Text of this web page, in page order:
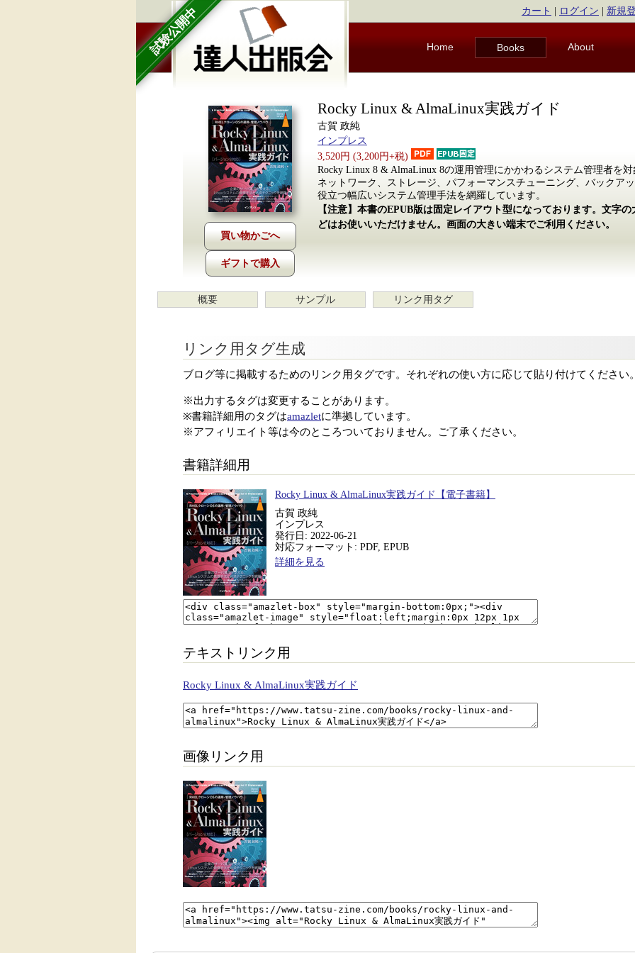
試験公開中 カート ログイン 新規
Home Books About
ギフトで購入
Rocky Linux & AlmaLinux実践ガイド
古賀 政純
インプレス
3,520円 (3,200円+税)
Rocky Linux 8 & AlmaLinux 8の運用管理にかかわるシステム管理者を
ネットワーク、ストレージ、パフォーマンスチューニング、バックア
役立つ幅広いシステム管理手法を網羅しています。
【注意】本書のEPUB版は固定レイアウト型になっております。文字
どはお使いいただけません。画面の大きい端末でご利用ください。
概要 サンプル リンク用タグ
リンク用タグ生成
ブログ等に掲載するためのリンク用タグです。それぞれの使い方に応じて貼り付けてください
※出力するタグは変更することがあります。
※書籍詳細用のタグはamazletに準拠しています。
※アフィリエイト等は今のところついておりません。ご了承ください。
書籍詳細用
Rocky Linux & AlmaLinux実践ガイド【電子書籍】
古賀 政純
インプレス
発行日: 2022-06-21
対応フォーマット: PDF, EPUB
詳細を見る
テキストリンク用
Rocky Linux & AlmaLinux実践ガイド
画像リンク用